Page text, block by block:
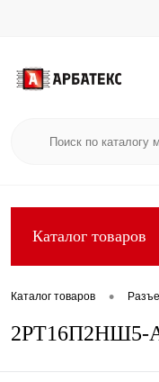
Каталог товаров
Каталог товаров •
2РТ16П2НШ5-А